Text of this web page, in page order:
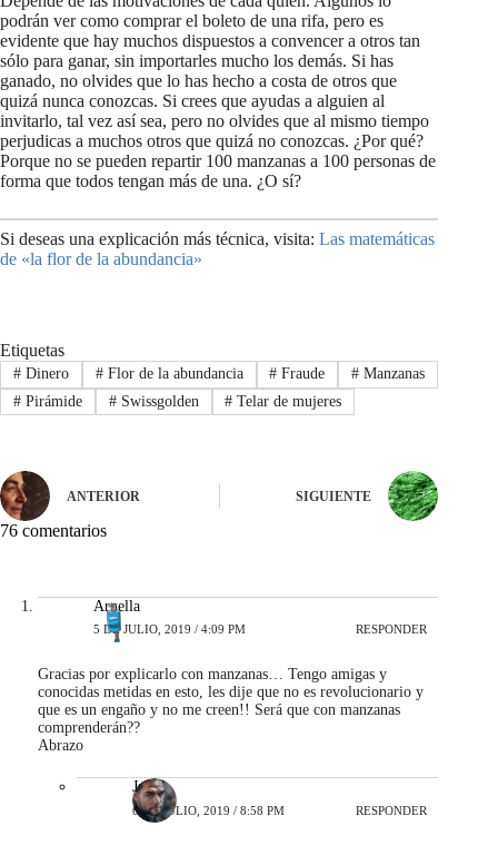
podrán ver como comprar el boleto de una rifa, pero es
evidente que hay muchos dispuestos a convencer a otros tan
sólo para ganar, sin importarles mucho los demás. Si has
ganado, no olvides que lo has hecho a costa de otros que
quizá nunca conozcas. Si crees que ayudas a alguien al
invitarlo, tal vez así sea, pero no olvides que al mismo tiempo
perjudicas a muchos otros que quizá no conozcas. ¿Por qué?
Porque no se pueden repartir 100 manzanas a 100 personas de
forma que todos tengan más de una. ¿O sí?
Si deseas una explicación más técnica, visita: Las matemáticas
de «la flor de la abundancia»
Etiquetas
#Dinero #Flor de la abundancia # Fraude # Manzanas
#Pirámide #Swissgolden # Telar de mujeres
ANTERIOR SIGUIENTE
76 comentarios
Arnella
5 DE JULIO, 2019 / 4:09 PM RESPONDER
Gracias por explicarlo con manzanas… Tengo amigas y
conocidas metidas en esto, les dije que no es revolucionario y
que es un engaño y no me creen!! Será que con manzanas
comprenderán??
Abrazo
Javier
6 DE JULIO, 2019 / 8:58 PM RESPONDER